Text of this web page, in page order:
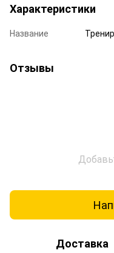
Характеристики
Название
Отзывы
Доставка